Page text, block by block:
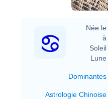
Née le
à
Soleil
Lune
Dominantes
Astrologie Chinoise